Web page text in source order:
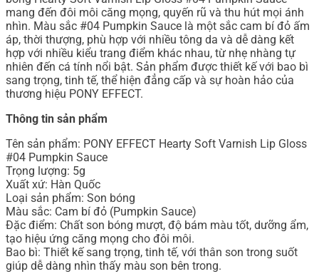
mang đến đôi môi căng mọng, quyến rũ và thu hút mọi ánh
nhìn. Màu sắc #04 Pumpkin Sauce là một sắc cam bí đỏ ấm
áp, thời thượng, phù hợp với nhiều tông da và dễ dàng kết
hợp với nhiều kiểu trang điểm khác nhau, từ nhẹ nhàng tự
nhiên đến cá tính nổi bật. Sản phẩm được thiết kế với bao bì
sang trọng, tinh tế, thể hiện đẳng cấp và sự hoàn hảo của
thương hiệu PONY EFFECT.
Thông tin sản phẩm
Tên sản phẩm: PONY EFFECT Hearty Soft Varnish Lip Gloss
#04 Pumpkin Sauce
Trọng lượng: 5g
Xuất xứ: Hàn Quốc
Loại sản phẩm: Son bóng
Màu sắc: Cam bí đỏ (Pumpkin Sauce)
Đặc điểm: Chất son bóng mượt, độ bám màu tốt, dưỡng ẩm,
tạo hiệu ứng căng mọng cho đôi môi.
Bao bì: Thiết kế sang trọng, tinh tế, với thân son trong suốt
giúp dễ dàng nhìn thấy màu son bên trong.